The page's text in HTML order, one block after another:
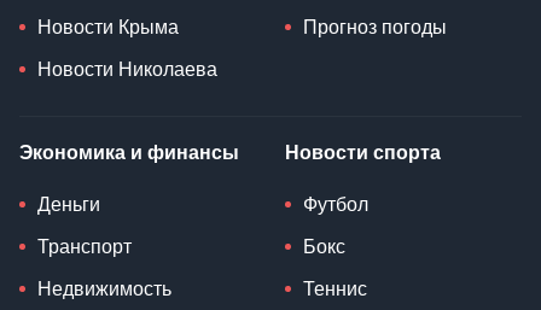
Новости Крыма
Новости Николаева
Прогноз погоды
Экономика и финансы
Деньги
Транспорт
Недвижимость
Новости спорта
Футбол
Бокс
Теннис